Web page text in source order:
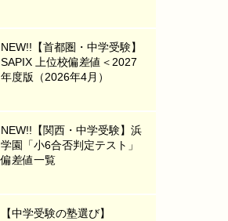
NEW!!【首都圏・中学受験】
SAPIX 上位校偏差値＜2027
年度版（2026年4月）
NEW!!【関西・中学受験】浜
学園「小6合否判定テスト」
偏差値一覧
【中学受験の塾選び】